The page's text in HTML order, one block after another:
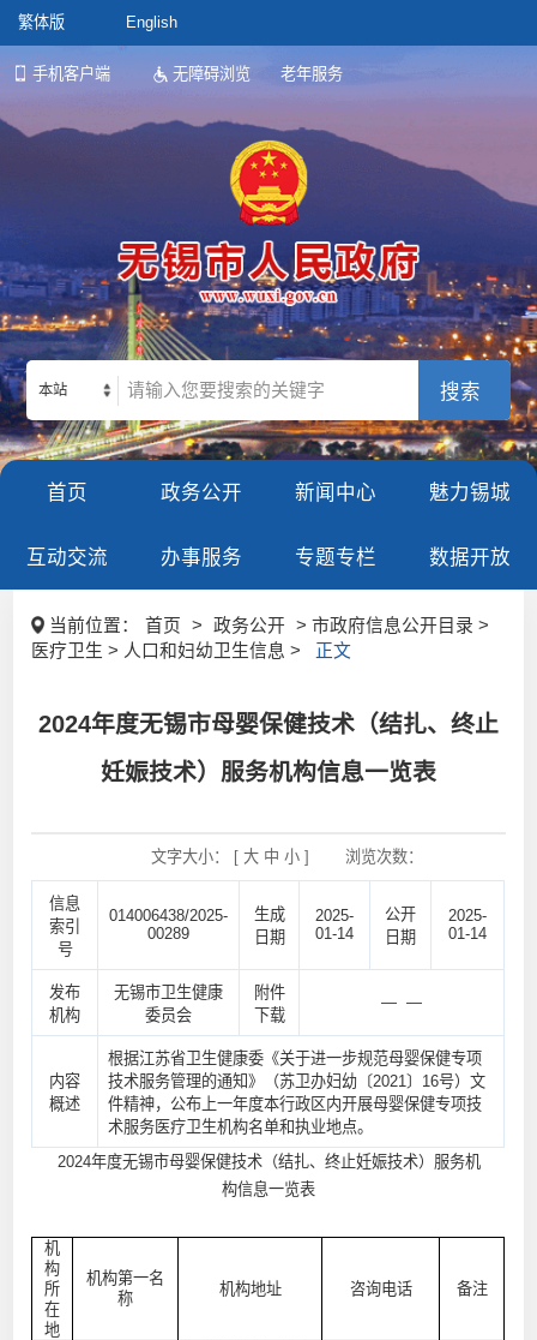
繁体版 English
手机客户端 无障碍浏览 老年服务
本站
首页 政务公开 新闻中心 魅力锡城
互动交流 办事服务 专题专栏 数据开放
当前位置： 首页 > 政务公开
> 市政府信息公开目录 >
医疗卫生 > 人口和妇幼卫生信息 >
正文
2024年度无锡市母婴保健技术（结扎、终止
妊娠技术）服务机构信息一览表
文字大小： [ 大 中 小] 浏览次数：
信息
索引
号
014006438/2025-
00289
生成
日期
2025-
01-14
公开
日期
2025-
01-14
发布
机构
无锡市卫生健康
委员会
附件
下载
— —
内容
概述
根据江苏省卫生健康委《关于进一步规范母婴保健专项
技术服务管理的通知》（苏卫办妇幼〔2021〕16号）文
件精神，公布上一年度本行政区内开展母婴保健专项技
术服务医疗卫生机构名单和执业地点。
2024年度无锡市母婴保健技术（结扎、终止妊娠技术）服务机
构信息一览表
机
构
所
在
地
机构第一名
称
机构地址 咨询电话 备注